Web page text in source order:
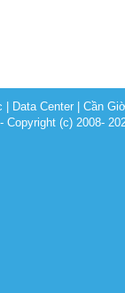
Data Center |Cần
Copyright (c) 2008-